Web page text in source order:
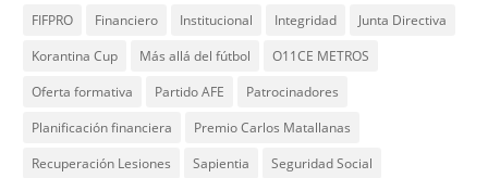
FIFPRO
Financiero Institucional Integridad
Junta Directiva
Korantina Cup
Más allá del fútbol
O11CE METROS
Oferta formativa
Partido AFE
Patrocinadores
Planificación financiera
Premio Carlos Matallanas
Recuperación Lesiones
Sapientia
Seguridad Social